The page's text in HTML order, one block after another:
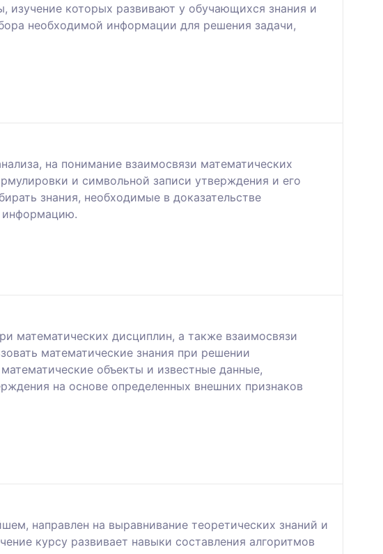
изучение которых развивают у обучающихся знания и
необходимой информации для решения задачи,
на понимание взаимосвязи математических
и символьной записи утверждения и его
знания, необходимые в доказательстве
информацию.
математических дисциплин, а также взаимосвязи
математические знания при решении
объекты и известные данные,
на основе определенных внешних признаков
направлен на выравнивание теоретических знаний и
курсу развивает навыки составления алгоритмов